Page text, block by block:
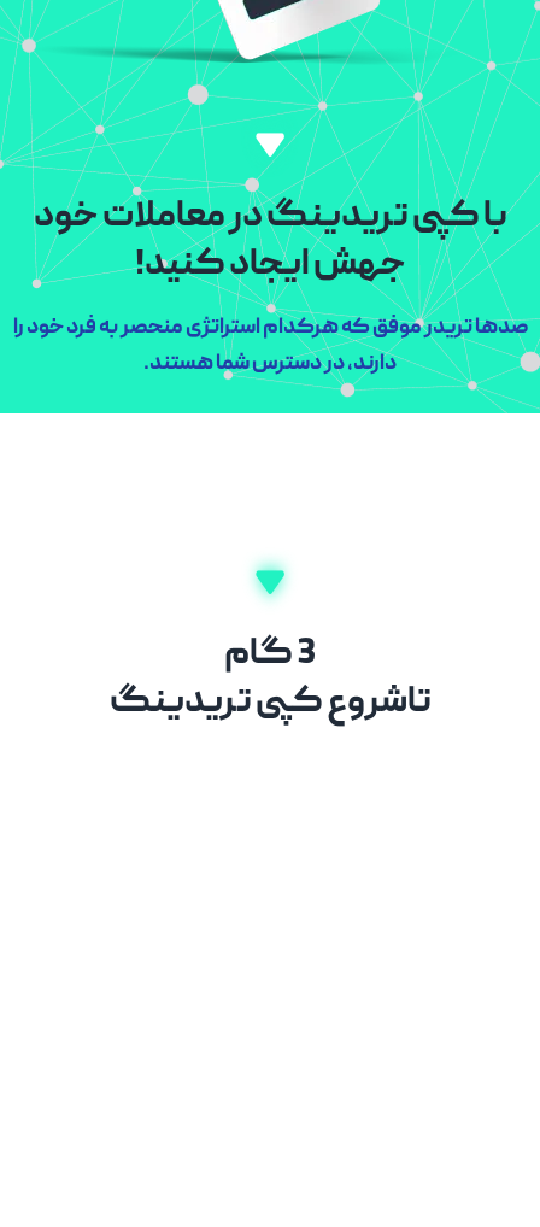
با کپی تریدینگ در معاملات خود
جهش ایجاد کنید!
صدها تریدر موفق که هرکدام استراتژی منحصر به فرد خود را
دارند، در دسترس شما هستند.
3 گام
تاشروع کپی تریدینگ